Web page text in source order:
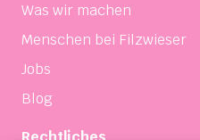
Was wir machen
Menschen bei Filzwieser
Jobs
Blog